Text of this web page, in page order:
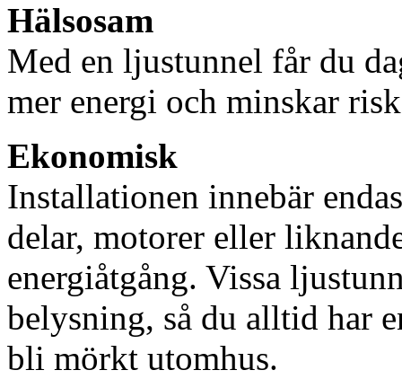
Hälsosam
Med en ljustunnel får du
mer energi och minskar
Ekonomisk
Installationen innebär
delar, motorer eller
energiåtgång. Vissa
belysning, så du alltid har
bli mörkt utomhus.